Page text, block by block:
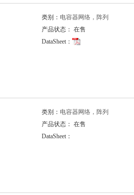
类别： 电容器网络，阵列
产品状态： 在售
DataSheet：
类别： 电容器网络，阵列
产品状态： 在售
DataSheet：